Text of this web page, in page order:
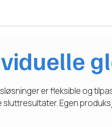
er fleksible og
sluttresultater. Egen